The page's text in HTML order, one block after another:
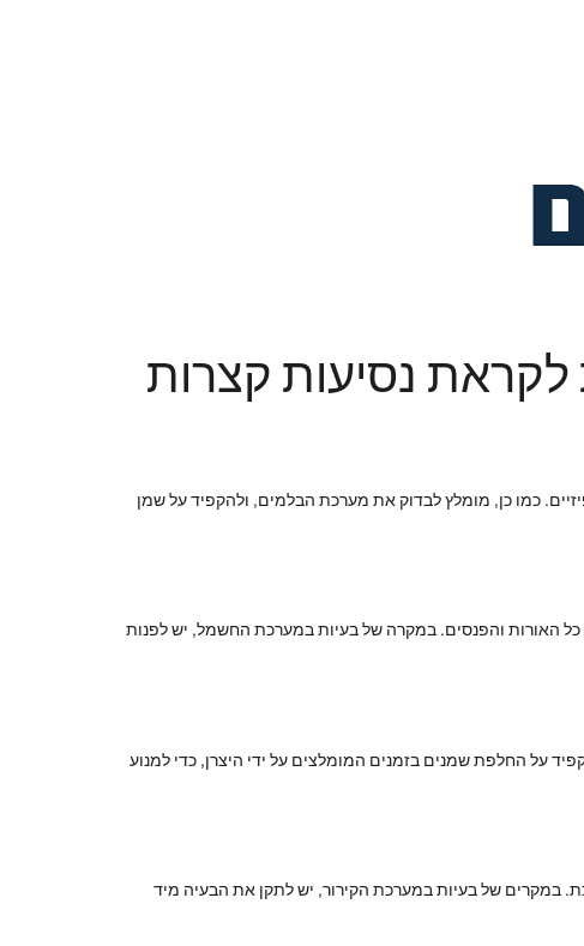
לקראת נסיעות קצרות
כמו כן, מומלץ לבדוק את מערכת הבלמים, ולהקפיד על שמן
האורות והפנסים. במקרה של בעיות במערכת החשמל, יש לפנות
על החלפת שמנים בזמנים המומלצים על ידי היצרן, כדי למנוע
במקרים של בעיות במערכת הקירור, יש לתקן את הבעיה מיד